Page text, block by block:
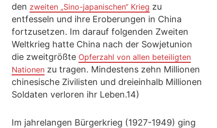
den zweiten „Sino-japanischen“ Krieg zu
entfesseln und ihre Eroberungen in China
fortzusetzen. Im darauf folgenden Zweiten
Weltkrieg hatte China nach der Sowjetunion
die zweitgrößte Opferzahl von allen beteiligten
Nationen zu tragen. Mindestens zehn Millionen
chinesische Zivilisten und dreieinhalb Millionen
Soldaten verloren ihr Leben.14)
Im jahrelangen Bürgerkrieg (1927-1949) ging